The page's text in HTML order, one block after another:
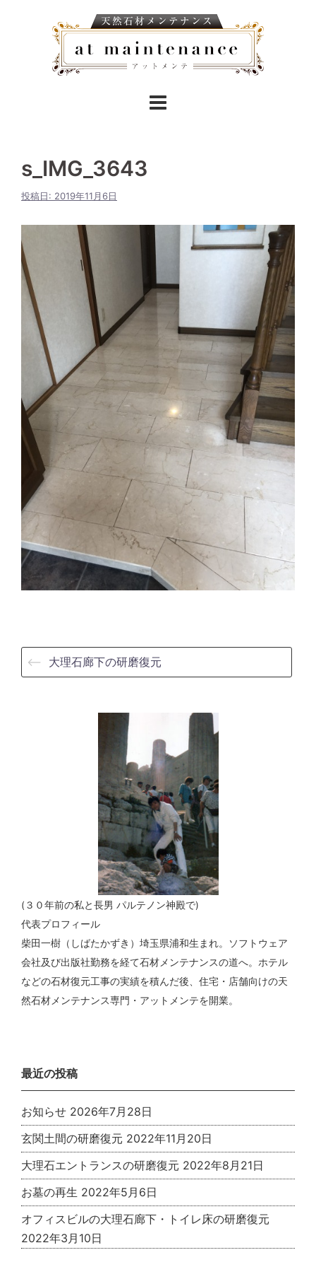
s_IMG_3643
投稿日: 2019年11月6日
⟵ 大理石廊下の研磨復元
(３０年前の私と長男 パルテノン神殿で)
代表プロフィール
柴田一樹（しばたかずき）埼玉県浦和生まれ。ソフトウェア
会社及び出版社勤務を経て石材メンテナンスの道へ。ホテル
などの石材復元工事の実績を積んだ後、住宅・店舗向けの天
然石材メンテナンス専門・アットメンテを開業。
最近の投稿
お知らせ 2026年7月28日
玄関土間の研磨復元 2022年11月20日
大理石エントランスの研磨復元 2022年8月21日
お墓の再生 2022年5月6日
オフィスビルの大理石廊下・トイレ床の研磨復元
2022年3月10日